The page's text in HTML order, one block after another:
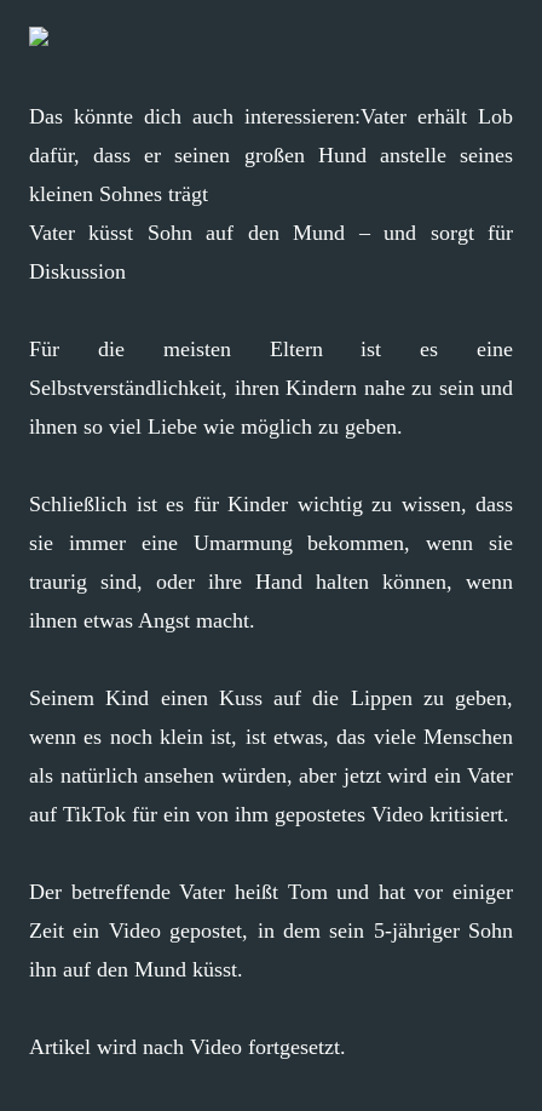
Das könnte dich auch interessieren:Vater erhält Lob
dafür, dass er seinen großen Hund anstelle seines
kleinen Sohnes trägt
Vater küsst Sohn auf den Mund – und sorgt für
Diskussion
Für die meisten Eltern ist es eine
Selbstverständlichkeit, ihren Kindern nahe zu sein und
ihnen so viel Liebe wie möglich zu geben.
Schließlich ist es für Kinder wichtig zu wissen, dass
sie immer eine Umarmung bekommen, wenn sie
traurig sind, oder ihre Hand halten können, wenn
ihnen etwas Angst macht.
Seinem Kind einen Kuss auf die Lippen zu geben,
wenn es noch klein ist, ist etwas, das viele Menschen
als natürlich ansehen würden, aber jetzt wird ein Vater
auf TikTok für ein von ihm gepostetes Video kritisiert.
Der betreffende Vater heißt Tom und hat vor einiger
Zeit ein Video gepostet, in dem sein 5-jähriger Sohn
ihn auf den Mund küsst.
Artikel wird nach Video fortgesetzt.